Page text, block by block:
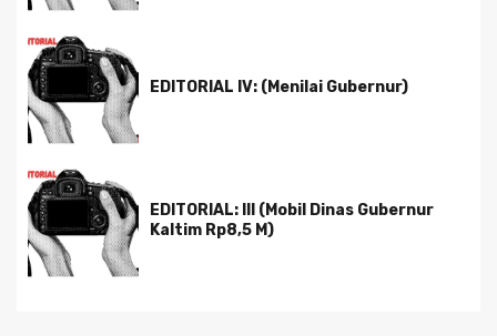
EDITORIAL IV: (Menilai Gubernur)
EDITORIAL: III (Mobil Dinas Gubernur
Kaltim Rp8,5 M)